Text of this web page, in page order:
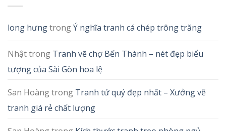
long hưngtrongÝ nghĩa tranh cá chép trông trăng
Nhậttrong Tranh vẽ chợ Bến Thành – nét đẹp biểu
tượng của Sài Gòn hoa lệ
San Hoàngtrong Tranh tứ quý đẹp nhất – Xưởng vẽ
tranh giá rẻ chất lượng